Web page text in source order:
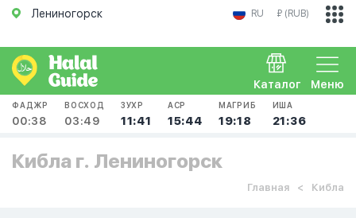
Лениногорск RU ₽ (RUB)
Меню
Каталог
ФАДЖР
00:38
ВОСХОД
03:49
ЗУХР
11:41
АСР
15:44
МАГРИБ
19:18
ИША
21:36
Кибла г. Лениногорск
Главная Кибла